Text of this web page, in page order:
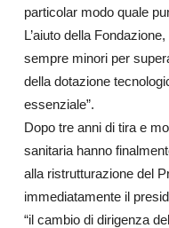
particolar modo quale
L’aiuto della
sempre minori per
della dotazione
essenziale”.
Dopo tre anni di tira e
sanitaria hanno
alla ristrutturazione del
immediatamente il
“il cambio di dirigenza